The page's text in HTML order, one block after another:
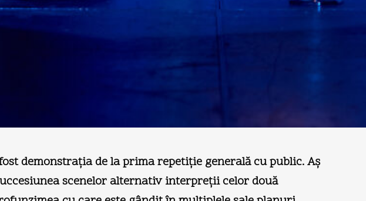
demonstraţia de la prima repetiţie generală cu public. Aş
scenelor alternativ interpreţii celor două